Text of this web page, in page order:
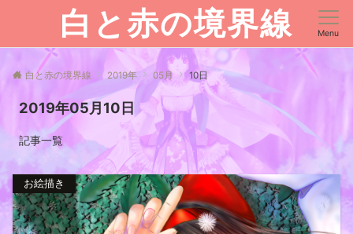
白と赤の境界線 Menu
白と赤の境界線 2019年 05月 10日
2019年05月10日
記事一覧
お絵描き